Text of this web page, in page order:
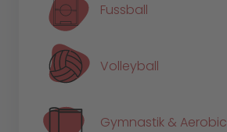
Fussball
Volleyball
Gymnastik & Aerobic